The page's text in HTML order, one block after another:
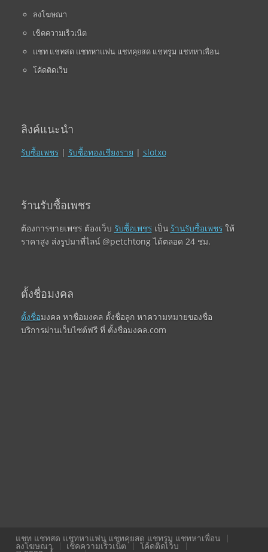
ลงโฆษณา
เช็คความเร็วเน็ต
แชท แชทสด แชทหาแฟน แชทคุยสด แชทรูม แชทหาเพื่อน
โค้ดติดเว็บ
ลิงค์แนะนำ
รับซื้อเพชร| รับซื้อทองเชียงราย | slotxo
ร้านรับซื้อเพชร
ต้องการขายเพชร ต้องเว็บ รับซื้อเพชรเป็น ร้านรับซื้อเพชรให้
ราคาสูง ส่งรูปมาที่ไลน์ @petchtong ได้ตลอด 24 ชม.
ตั้งชื่อมงคล
ตั้งชื่อมงคล หาชื่อมงคล ตั้งชื่อลูก หาความหมายของชื่อ
บริการผ่านเว็บไซต์ฟรี ที่ ตั้งชื่อมงคล.com
แชท แชทสด แชทหาแฟน แชทคุยสด แชทรูม แชทหาเพื่อน
ลงโฆษณา
เช็คความเร็วเน็ต
โค้ดติดเว็บ